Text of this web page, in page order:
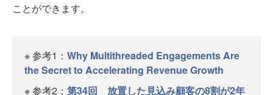
ことができます。
※ 参考1： Why Multithreaded Engagements Are
the Secret to Accelerating Revenue Growth
※ 参考2： 第34回 放置した見込み顧客の8割が2年